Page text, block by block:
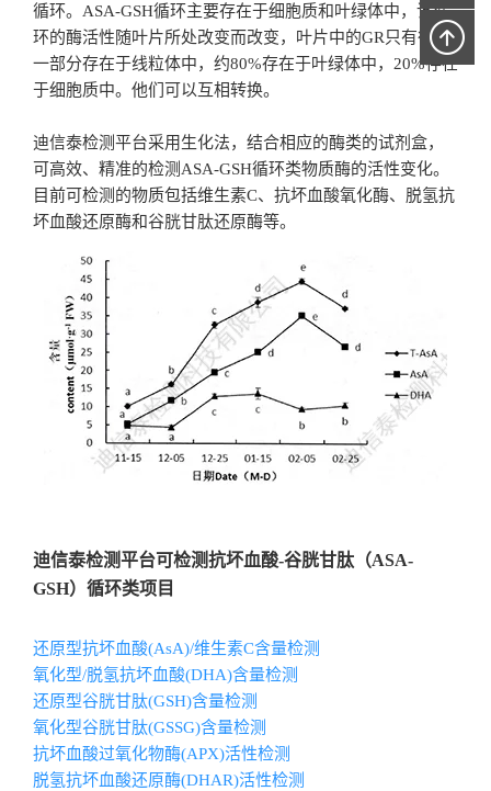
循环。ASA-GSH循环主要存在于细胞质和叶绿体中，该循
环的酶活性随叶片所处改变而改变，叶片中的GR只有很少
一部分存在于线粒体中，约80%存在于叶绿体中，20%存在
于细胞质中。他们可以互相转换。
迪信泰检测平台采用生化法，结合相应的酶类的试剂盒，
可高效、精准的检测ASA-GSH循环类物质酶的活性变化。
目前可检测的物质包括维生素C、抗坏血酸氧化酶、脱氢抗
坏血酸还原酶和谷胱甘肽还原酶等。
迪信泰检测平台可检测抗坏血酸-谷胱甘肽（ASA-
GSH）循环类项目
还原型抗坏血酸(AsA)/维生素C含量检测
氧化型/脱氢抗坏血酸(DHA)含量检测
还原型谷胱甘肽(GSH)含量检测
氧化型谷胱甘肽(GSSG)含量检测
抗坏血酸过氧化物酶(APX)活性检测
脱氢抗坏血酸还原酶(DHAR)活性检测